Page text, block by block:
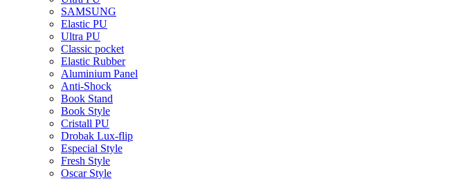
SAMSUNG
Elastic PU
Ultra PU
Classic pocket
Elastic Rubber
Aluminium Panel
Anti-Shock
Book Stand
Book Style
Cristall PU
Drobak Lux-flip
Especial Style
Fresh Style
Oscar Style